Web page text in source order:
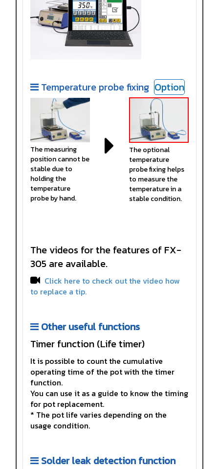
Temperature probe fixing Option
The measuring
position cannot be
stable due to
holding the
temperature
probe by hand.
The optional
temperature
probe fixing helps
to measure the
temperature in a
stable condition.
The videos for the features of FX-
305 are available.
Click here to check out the video how
to replace a tip.
Other useful functions
Timer function (Life timer)
It is possible to count the cumulative
operating time of the pot with the timer
function.
You can use it as a guide to know the timing
for pot replacement.
* The pot life varies depending on the
usage condition.
Solder leak detection function